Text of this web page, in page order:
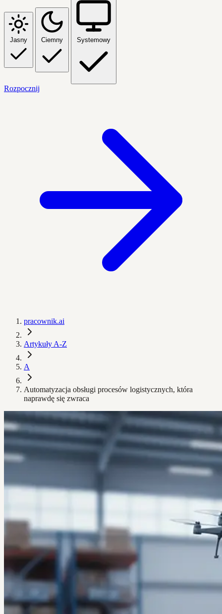
Jasny Ciemny Systemowy
Rozpocznij
pracownik.ai
Artykuły A-Z
A
Automatyzacja obsługi procesów logistycznych, która
naprawdę się zwraca